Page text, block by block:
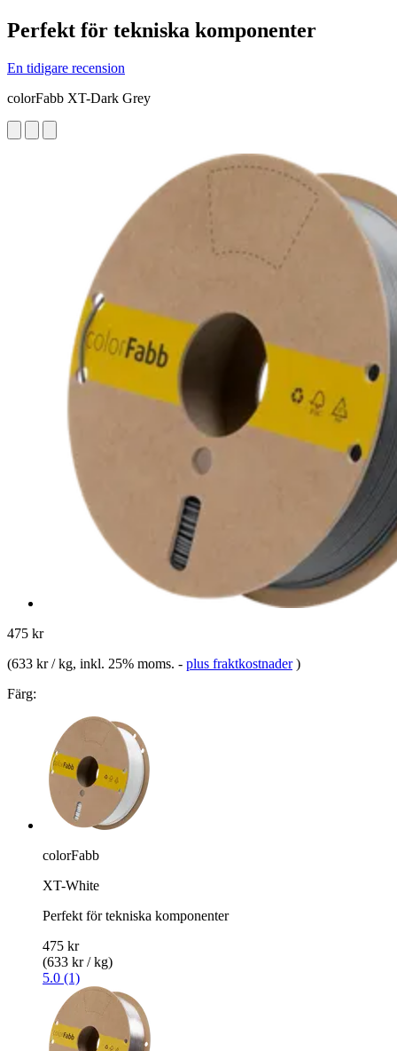
Perfekt för tekniska komponenter
En tidigare recension
colorFabb XT-Dark Grey
475 kr
(633 kr / kg, inkl. 25% moms. - plus fraktkostnader )
Färg:
colorFabb
XT-White
Perfekt för tekniska komponenter
475 kr
(633 kr / kg)
5.0 (1)